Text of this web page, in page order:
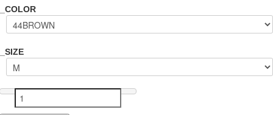
_COLOR
_SIZE